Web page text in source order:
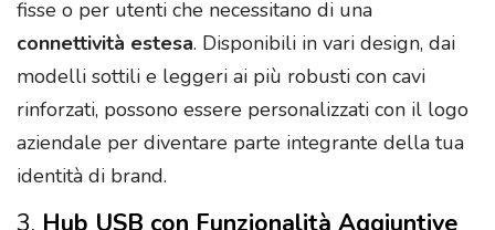
fisse o per utenti che necessitano di una
connettività estesa. Disponibili in vari design, dai
modelli sottili e leggeri ai più robusti con cavi
rinforzati, possono essere personalizzati con il logo
aziendale per diventare parte integrante della tua
identità di brand.
3. Hub USB con Funzionalità Aggiuntive